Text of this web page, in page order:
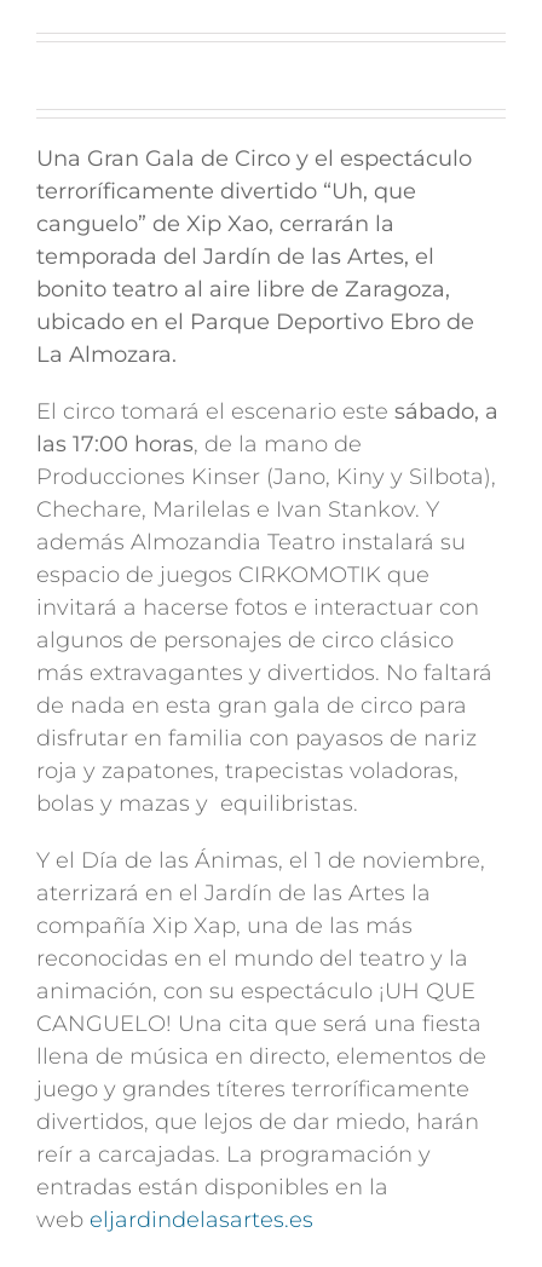
Una Gran Gala de Circo y el espectáculo
terroríficamente divertido “Uh, que
canguelo” de Xip Xao, cerrarán la
temporada del Jardín de las Artes, el
bonito teatro al aire libre de Zaragoza,
ubicado en el Parque Deportivo Ebro de
La Almozara.
El circo tomará el escenario este sábado, a
las 17:00 horas, de la mano de
Producciones Kinser (Jano, Kiny y Silbota),
Chechare, Marilelas e Ivan Stankov. Y
además Almozandia Teatro instalará su
espacio de juegos CIRKOMOTIK que
invitará a hacerse fotos e interactuar con
algunos de personajes de circo clásico
más extravagantes y divertidos. No faltará
de nada en esta gran gala de circo para
disfrutar en familia con payasos de nariz
roja y zapatones, trapecistas voladoras,
bolas y mazas y equilibristas.
Y el Día de las Ánimas, el 1 de noviembre,
aterrizará en el Jardín de las Artes la
compañía Xip Xap, una de las más
reconocidas en el mundo del teatro y la
animación, con su espectáculo ¡UH QUE
CANGUELO! Una cita que será una fiesta
llena de música en directo, elementos de
juego y grandes títeres terroríficamente
divertidos, que lejos de dar miedo, harán
reír a carcajadas. La programación y
entradas están disponibles en la
web eljardindelasartes.es